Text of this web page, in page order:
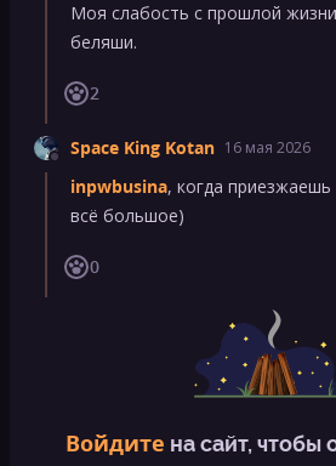
Моя слабость с прошлой
беляши.
2
Space King Kotan 16 мая 2026
inpwbusina, когда
всё большое)
0
Войдите на сайт, чтобы